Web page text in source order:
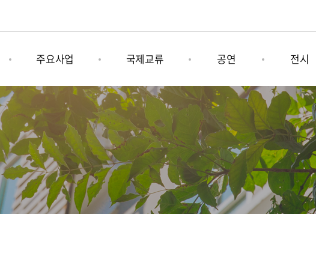
주요사업
나미콩쿠르
남이섬세계책나라축제
어쿠스틱청춘페스티벌
남이섬 x 인도
국제교류
그림책 연계사업
국제문화행사
공연
기획공연
상설공연
전시
기획전시
상설전시